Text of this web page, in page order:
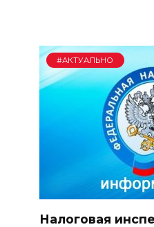
#АКТУАЛЬНО
Налоговая